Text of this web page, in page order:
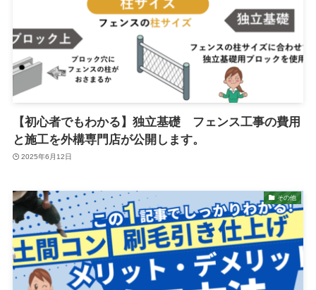
【初心者でもわかる】独立基礎 フェンス工事の費用
と施工を外構専門店が公開します。
2025年6月12日
その他